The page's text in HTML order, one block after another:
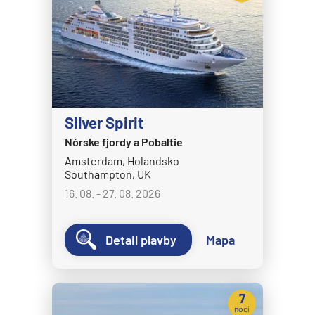
MS Nordlys
MS Nordnorge
MS Nordstjernen
MS Otto Sverdrup
MS Polarlys
MS Richard With
MS Trollfjord
MS Vesteralen
MSC Armonia
MSC Bellissima
MSC Divina
Silver Spirit
Nórske fjordy a Pobaltie
Amsterdam, Holandsko
Southampton, UK
16. 08. - 27. 08. 2026
Detail plavby Mapa
7
nocí